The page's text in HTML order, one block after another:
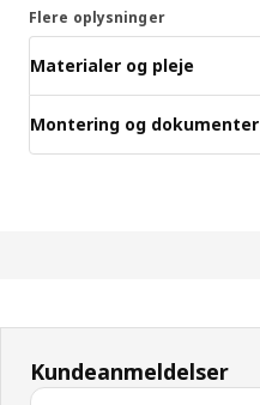
Flere oplysninger
Materialer og pleje
Montering og dokumenter
Kundeanmeldelser